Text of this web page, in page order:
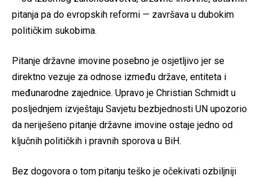
pitanja pa do evropskih reformi — završava u dubokim
političkim sukobima.
Pitanje državne imovine posebno je osjetljivo jer se
direktno vezuje za odnose između države, entiteta i
međunarodne zajednice. Upravo je Christian Schmidt u
posljednjem izvještaju Savjetu bezbjednosti UN upozorio
da neriješeno pitanje državne imovine ostaje jedno od
ključnih političkih i pravnih sporova u BiH.
Bez dogovora o tom pitanju teško je očekivati ozbiljniji